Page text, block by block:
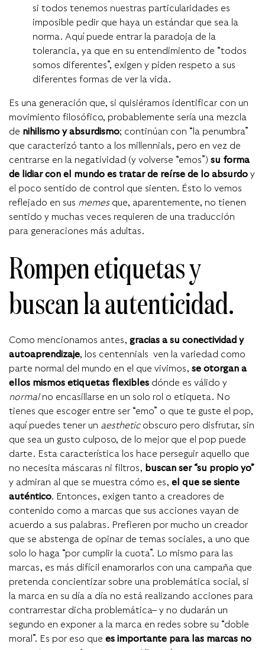
si todos tenemos nuestras particularidades es
imposible pedir que haya un estándar que sea la
norma. Aquí puede entrar la paradoja de la
tolerancia, ya que en su entendimiento de “todos
somos diferentes”, exigen y piden respeto a sus
diferentes formas de ver la vida.
Es una generación que, si quisiéramos identificar con un
movimiento filosófico, probablemente sería una mezcla
de nihilismo y absurdismo; continúan con “la penumbra”
que caracterizó tanto a los millennials, pero en vez de
centrarse en la negatividad (y volverse “emos”) su forma
de lidiar con el mundo es tratar de reírse de lo absurdo y
el poco sentido de control que sienten. Ésto lo vemos
reflejado en sus memes que, aparentemente, no tienen
sentido y muchas veces requieren de una traducción
para generaciones más adultas.
Rompen etiquetas y
buscan la autenticidad.
Como mencionamos antes, gracias a su conectividad y
autoaprendizaje, los centennials ven la variedad como
parte normal del mundo en el que vivimos, se otorgan a
ellos mismos etiquetas flexibles dónde es válido y
normal no encasillarse en un solo rol o etiqueta. No
tienes que escoger entre ser “emo” o que te guste el pop,
aquí puedes tener un aesthetic obscuro pero disfrutar, sin
que sea un gusto culposo, de lo mejor que el pop puede
darte. Esta característica los hace perseguir aquello que
no necesita máscaras ni filtros, buscan ser “su propio yo”
y admiran al que se muestra cómo es, el que se siente
auténtico. Entonces, exigen tanto a creadores de
contenido como a marcas que sus acciones vayan de
acuerdo a sus palabras. Prefieren por mucho un creador
que se abstenga de opinar de temas sociales, a uno que
solo lo haga “por cumplir la cuota”. Lo mismo para las
marcas, es más difícil enamorarlos con una campaña que
pretenda concientizar sobre una problemática social, si
la marca en su día a día no está realizando acciones para
contrarrestar dicha problemática– y no dudarán un
segundo en exponer a la marca en redes sobre su “doble
moral”. Es por eso que es importante para las marcas no